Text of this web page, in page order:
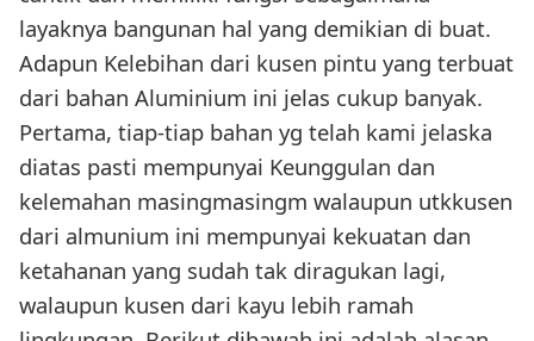
layaknya bangunan hal yang demikian di buat.
Adapun Kelebihan dari kusen pintu yang terbuat
dari bahan Aluminium ini jelas cukup banyak.
Pertama, tiap-tiap bahan yg telah kami jelaska
diatas pasti mempunyai Keunggulan dan
kelemahan masingmasingm walaupun utkkusen
dari almunium ini mempunyai kekuatan dan
ketahanan yang sudah tak diragukan lagi,
walaupun kusen dari kayu lebih ramah